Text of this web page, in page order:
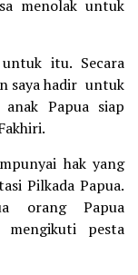
menolak untuk
untuk itu. Secara
saya hadir untuk
Papua siap
hak yang
Pilkada Papua.
orang Papua
pesta